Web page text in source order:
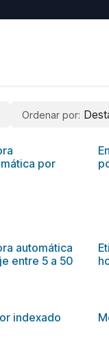
Ordenar por:
por
automática
entre 5 a 50
indexado